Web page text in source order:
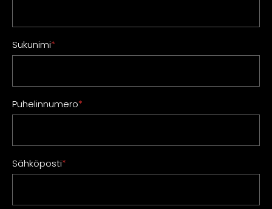
Sukunimi*
Puhelinnumero*
Sähköposti*